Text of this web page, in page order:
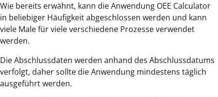
Wie bereits erwähnt, kann die Anwendung OEE Calculator
in beliebiger Häufigkeit abgeschlossen werden und kann
viele Male für viele verschiedene Prozesse verwendet
werden.
Die Abschlussdaten werden anhand des Abschlussdatums
verfolgt, daher sollte die Anwendung mindestens täglich
ausgeführt werden.